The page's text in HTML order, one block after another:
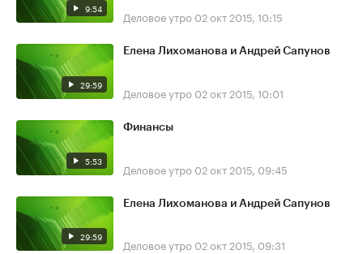
9:54 Деловое утро 02 окт 2015, 10:15
29:59
Елена Лихоманова и Андрей Сапунов
Деловое утро 02 окт 2015, 10:01
5:53
Финансы
Деловое утро 02 окт 2015, 09:45
29:59
Елена Лихоманова и Андрей Сапунов
Деловое утро 02 окт 2015, 09:31